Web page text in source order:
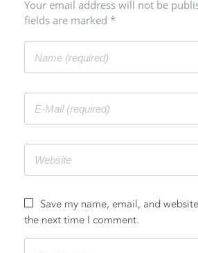
MY WORLD
CONTACT
Your email address will not be
fields are marked *
Save my name, email, and
the next time I comment.